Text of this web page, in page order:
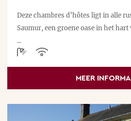
Deze chambres d’hôtes ligt in alle
Saumur, een groene oase in het
...
MEER